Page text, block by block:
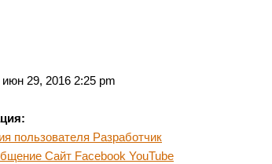
29, 2016 2:25 pm
пользователя Разработчик
Сайт Facebook YouTube